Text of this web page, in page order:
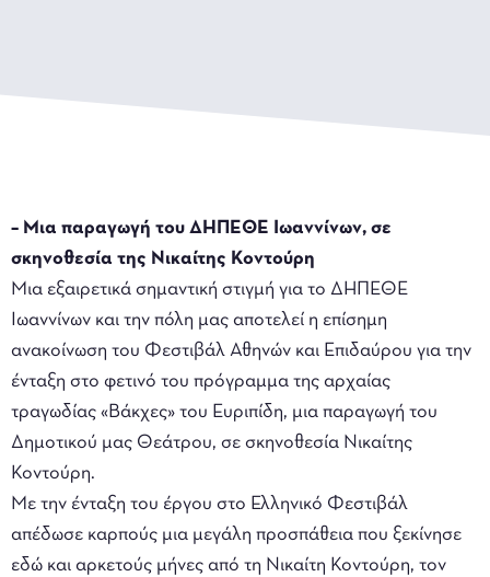
– Μια παραγωγή του ΔΗΠΕΘΕ Ιωαννίνων, σε
σκηνοθεσία της Νικαίτης Κοντούρη
Μια εξαιρετικά σημαντική στιγμή για το ΔΗΠΕΘΕ
Ιωαννίνων και την πόλη μας αποτελεί η επίσημη
ανακοίνωση του Φεστιβάλ Αθηνών και Επιδαύρου για την
ένταξη στο φετινό του πρόγραμμα της αρχαίας
τραγωδίας «Βάκχες» του Ευριπίδη, μια παραγωγή του
Δημοτικού μας Θεάτρου, σε σκηνοθεσία Νικαίτης
Κοντούρη.
Με την ένταξη του έργου στο Ελληνικό Φεστιβάλ
απέδωσε καρπούς μια μεγάλη προσπάθεια που ξεκίνησε
εδώ και αρκετούς μήνες από τη Νικαίτη Κοντούρη, τον